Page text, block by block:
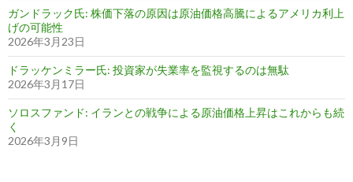
ガンドラック氏: 株価下落の原因は原油価格高騰によるアメリカ利上
げの可能性
2026年3月23日
ドラッケンミラー氏: 投資家が失業率を監視するのは無駄
2026年3月17日
ソロスファンド: イランとの戦争による原油価格上昇はこれからも続
く
2026年3月9日